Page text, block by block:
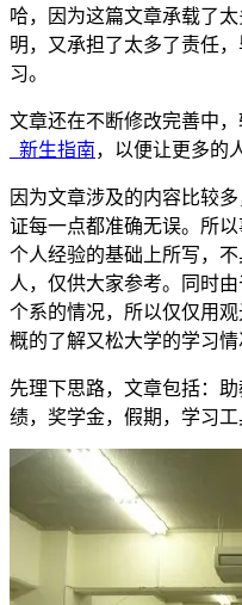
哈，因为这篇文章承载了
明，又承担了太多了责任
习。
文章还在不断修改完善中，
_新生指南，以便让更多的
因为文章涉及的内容比较
证每一点都准确无误。所
个人经验的基础上所写，
人，仅供大家参考。同时
个系的情况，所以仅仅用
概的了解又松大学的学习情
先理下思路，文章包括：
绩，奖学金，假期，学习工